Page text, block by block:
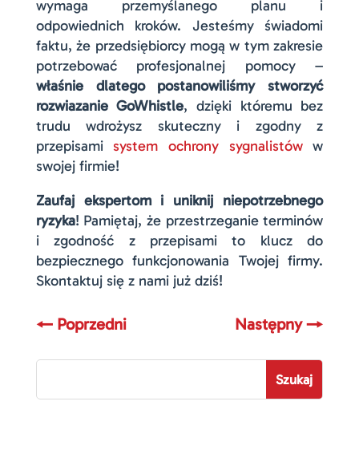
wymaga przemyślanego planu i
odpowiednich kroków. Jesteśmy świadomi
faktu, że przedsiębiorcy mogą w tym zakresie
potrzebować profesjonalnej pomocy –
właśnie dlatego postanowiliśmy stworzyć
rozwiazanie GoWhistle, dzięki któremu bez
trudu wdrożysz skuteczny i zgodny z
przepisamisystem ochrony sygnalistóww
swojej firmie!
Zaufaj ekspertom i uniknij niepotrzebnego
ryzyka! Pamiętaj, że przestrzeganie terminów
i zgodność z przepisami to klucz do
bezpiecznego funkcjonowania Twojej firmy.
Skontaktuj się z nami już dziś!
← Poprzedni Następny→